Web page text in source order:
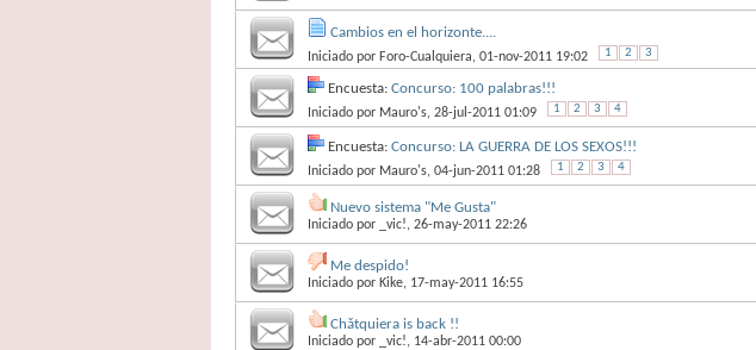
Cambios en el horizonte....
Iniciado por Foro-Cualquiera, 01-nov-2011 19:02 1 2 3
Encuesta: Concurso: 100 palabras!!!
Iniciado por Mauro's, 28-jul-2011 01:09 1 2 3 4
Encuesta: Concurso: LA GUERRA DE LOS SEXOS!!!
Iniciado por Mauro's, 04-jun-2011 01:28 1 2 3 4
Nuevo sistema "Me Gusta"
Iniciado por _vic!, 26-may-2011 22:26
Me despido!
Iniciado por Kike, 17-may-2011 16:55
Chǎtquiera is back !!
Iniciado por _vic!, 14-abr-2011 00:00